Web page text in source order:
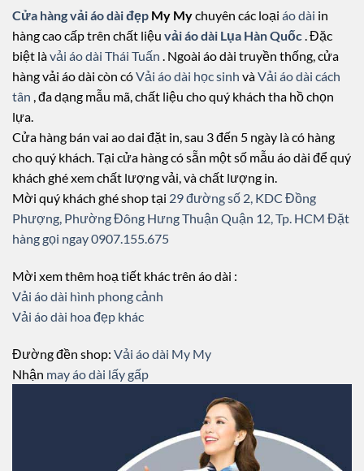
Cửa hàng vải áo dài đẹp My Mychuyên các loại áo dài in
hàng cao cấp trên chất liệu vải áo dài Lụa Hàn Quốc. Đặc
biệt làvải áo dài Thái Tuấn . Ngoài áo dài truyền thống, cửa
hàng vải áo dài còn cóVải áo dài học sinh vàVải áo dài cách
tân , đa dạng mẫu mã, chất liệu cho quý khách tha hồ chọn
lựa.
Cửa hàng bán vai ao dai đặt in, sau 3 đến 5 ngày là có hàng
cho quý khách. Tại cửa hàng có sẵn một số mẫu áo dài để quý
khách ghé xem chất lượng vải, và chất lượng in.
Mời quý khách ghé shop tại 29 đường số 2, KDC Đồng
Phượng, Phường Đông Hưng Thuận Quận 12, Tp. HCM Đặt
hàng gọi ngay 0907.155.675
Mời xem thêm hoạ tiết khác trên áo dài :
Vải áo dài hình phong cảnh
Vải áo dài hoa đẹp khác
Đường đền shop: Vải áo dài My My
Nhận may áo dài lấy gấp